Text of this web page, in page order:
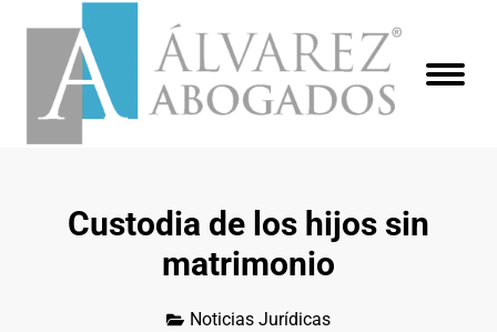
Custodia de los hijos sin
matrimonio
Noticias Jurídicas